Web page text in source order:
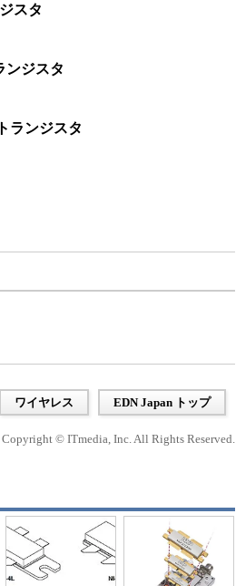
スタ
ンジスタ
ランジスタ
ワイヤレス EDN Japan トップ
Copyright © ITmedia, Inc. All Rights Reserved.